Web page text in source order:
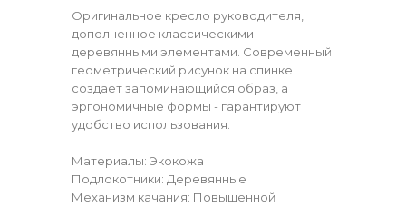
Оригинальное кресло руководителя,
дополненное классическими
деревянными элементами. Современный
геометрический рисунок на спинке
создает запоминающийся образ, а
эргономичные формы - гарантируют
удобство использования.
Материалы: Экокожа
Подлокотники: Деревянные
Механизм качания: Повышенной